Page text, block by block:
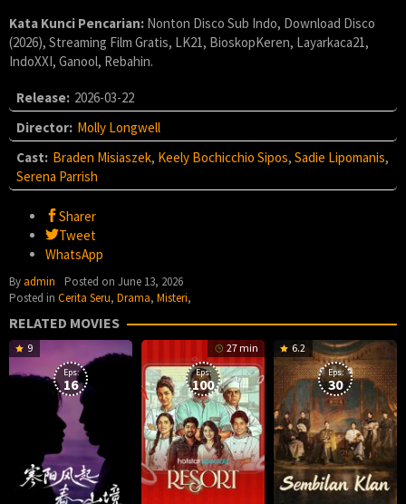
Kata Kunci Pencarian: Nonton Disco Sub Indo, Download Disco
(2026), Streaming Film Gratis, LK21, BioskopKeren, Layarkaca21,
IndoXXI, Ganool, Rebahin.
Release: 2026-03-22
Director: Molly Longwell
Cast: Braden Misiaszek, Keely Bochicchio Sipos, Sadie Lipomanis,
Serena Parrish
Sharer
Tweet
WhatsApp
By admin Posted on June 13, 2026
Posted in Cerita Seru, Drama, Misteri,
RELATED MOVIES
9
Eps:
16
27 min
Eps:
100
6.2
Eps:
30